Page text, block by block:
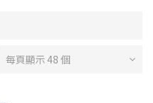
每頁顯示 48 個